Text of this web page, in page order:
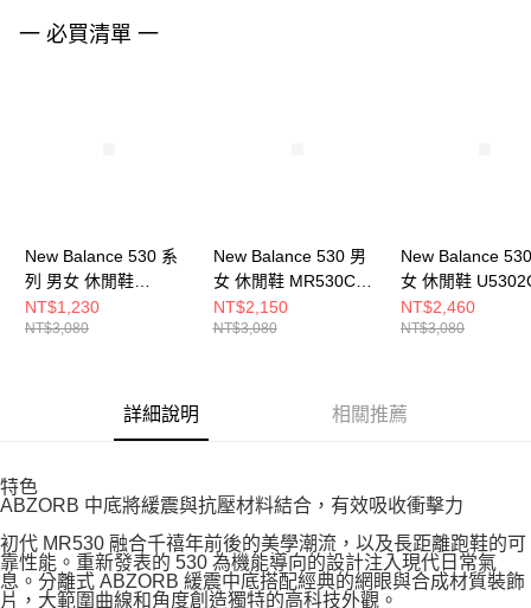
４．使用「AFTEE先享後付」時，將依據個別帳號之用戶狀況，依本公司即
一 必買清單 一
New Balance 530 系
列 男女 休閒鞋
MR530SY-D
NT$1,230
NT$3,080
New Balance 530 男
女 休閒鞋 MR530CE-
D
NT$2,150
NT$3,080
New Balance
女 休閒鞋
NT$2,460
NT$3,080
詳細說明 相關推薦
特色
ABZORB 中底將緩震與抗壓材料結合，有效吸收衝擊力
初代 MR530 融合千禧年前後的美學潮流，以及長距離跑鞋的可
靠性能。重新發表的 530 為機能導向的設計注入現代日常氣
息。分離式 ABZORB 緩震中底搭配經典的網眼與合成材質裝飾
片，大範圍曲線和角度創造獨特的高科技外觀。